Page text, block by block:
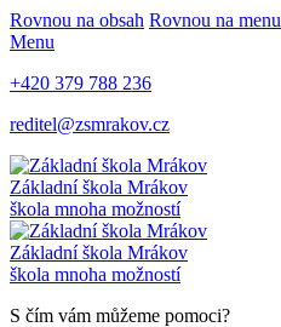
Rovnou na obsah Rovnou na menu
Menu
+420 379 788 236
reditel@zsmrakov.cz
Základní škola Mrákov
škola mnoha možností
Základní škola Mrákov
škola mnoha možností
S čím vám můžeme pomoci?